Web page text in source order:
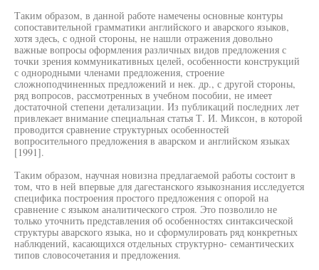
Таким образом, в данной работе намечены основные контуры
сопоставительной грамматики английского и аварского языков,
хотя здесь, с одной стороны, не нашли отражения довольно
важные вопросы оформления различных видов предложения с
точки зрения коммуникативных целей, особенности конструкций
с однородными членами предложения, строение
сложноподчиненных предложений и нек. др., с другой стороны,
ряд вопросов, рассмотренных в учебном пособии, не имеет
достаточной степени детализации. Из публикаций последних лет
привлекает внимание специальная статья Т. И. Миксон, в которой
проводится сравнение структурных особенностей
вопросительного предложения в аварском и английском языках
[1991].
Таким образом, научная новизна предлагаемой работы состоит в
том, что в ней впервые для дагестанского языкознания исследуется
специфика построения простого предложения с опорой на
сравнение с языком аналитического строя. Это позволило не
только уточнить представления об особенностях синтаксической
структуры аварского языка, но и сформулировать ряд конкретных
наблюдений, касающихся отдельных структурно- семантических
типов словосочетания и предложения.